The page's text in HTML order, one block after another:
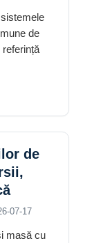
de
de
07-17
masă cu